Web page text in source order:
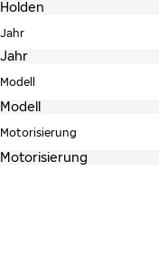
Jahr
Modell
Motorisierung